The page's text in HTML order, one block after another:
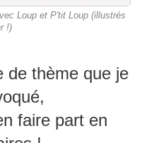
Loup et P'tit Loup (illustrés
!)
de thème que je
faire part en